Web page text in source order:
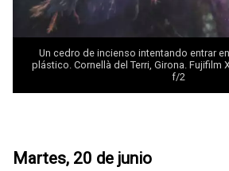
Un cedro de incienso intentando entrar
plástico. Cornellà del Terri, Girona. Fujifilm
f/2
Martes, 20 de junio